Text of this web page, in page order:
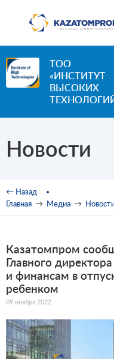
ТОО
«ИНСТИТУТ
ВЫСОКИХ
Новости
Вы здесь
← Назад
Главная → Медиа →
Казатомпром
Главного
и финансам в
ребенком
09 ноября 2022